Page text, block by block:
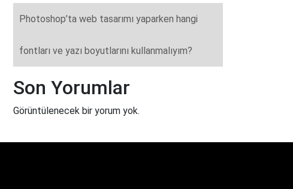
Photoshop’ta web tasarımı yaparken hangi
fontları ve yazı boyutlarını kullanmalıyım?
Son Yorumlar
Görüntülenecek bir yorum yok.